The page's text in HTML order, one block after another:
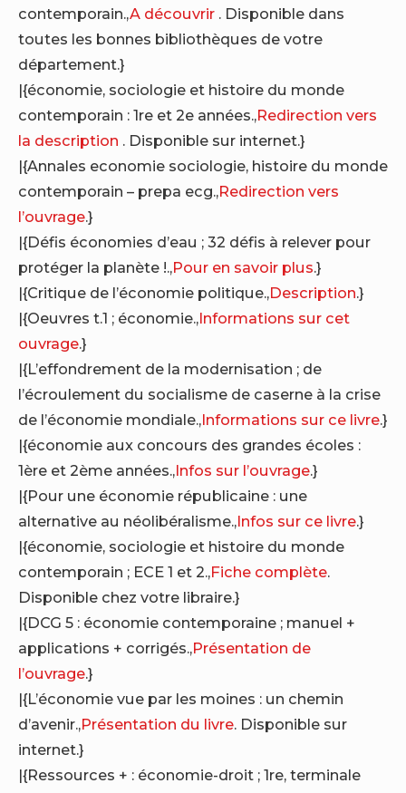
contemporain.,A découvrir . Disponible dans
toutes les bonnes bibliothèques de votre
département.}
|{économie, sociologie et histoire du monde
contemporain : 1re et 2e années.,Redirection vers
la description . Disponible sur internet.}
|{Annales economie sociologie, histoire du monde
contemporain – prepa ecg.,Redirection vers
l’ouvrage.}
|{Défis économies d’eau ; 32 défis à relever pour
protéger la planète !.,Pour en savoir plus.}
|{Critique de l’économie politique.,Description.}
|{Oeuvres t.1 ; économie.,Informations sur cet
ouvrage.}
|{L’effondrement de la modernisation ; de
l’écroulement du socialisme de caserne à la crise
de l’économie mondiale.,Informations sur ce livre.}
|{économie aux concours des grandes écoles :
1ère et 2ème années.,Infos sur l’ouvrage.}
|{Pour une économie républicaine : une
alternative au néolibéralisme.,Infos sur ce livre.}
|{économie, sociologie et histoire du monde
contemporain ; ECE 1 et 2.,Fiche complète.
Disponible chez votre libraire.}
|{DCG 5 : économie contemporaine ; manuel +
applications + corrigés.,Présentation de
l’ouvrage.}
|{L’économie vue par les moines : un chemin
d’avenir.,Présentation du livre. Disponible sur
internet.}
|{Ressources + : économie-droit ; 1re, terminale